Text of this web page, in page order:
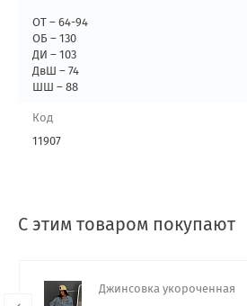
ОТ – 64-94
ОБ – 130
ДИ – 103
ДвШ – 74
ШШ – 88
Код
11907
С этим товаром покупают
Джинсовка укороченная